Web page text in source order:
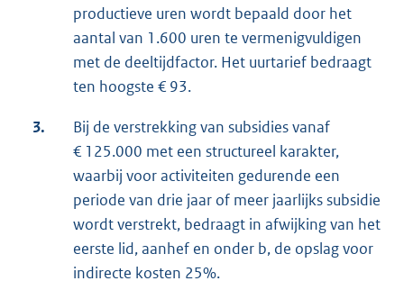
productieve uren wordt bepaald door het
aantal van 1.600 uren te vermenigvuldigen
met de deeltijdfactor. Het uurtarief bedraagt
ten hoogste € 93.
3.
Bij de verstrekking van subsidies vanaf
€ 125.000 met een structureel karakter,
waarbij voor activiteiten gedurende een
periode van drie jaar of meer jaarlijks subsidie
wordt verstrekt, bedraagt in afwijking van het
eerste lid, aanhef en onder b, de opslag voor
indirecte kosten 25%.